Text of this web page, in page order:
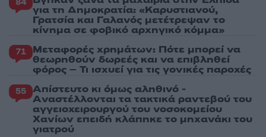
για τη Δημοκρατία: «Καρυστιανού,
Γρατσία και Γαλανός μετέτρεψαν το
κίνημα σε φοβικό αρχηγικό κόμμα»
71 Μεταφορές χρημάτων: Πότε μπορεί να
θεωρηθούν δωρεές και να επιβληθεί
φόρος – Τι ισχυεί για τις γονικές παροχές
55 Απίστευτο κι όμως αληθινό -
Aναστέλλονται τα τακτικά ραντεβού του
αγγειοχειρουργού του νοσοκομείου
Χανίων επειδή κλάπηκε το μηχανάκι του
γιατρού